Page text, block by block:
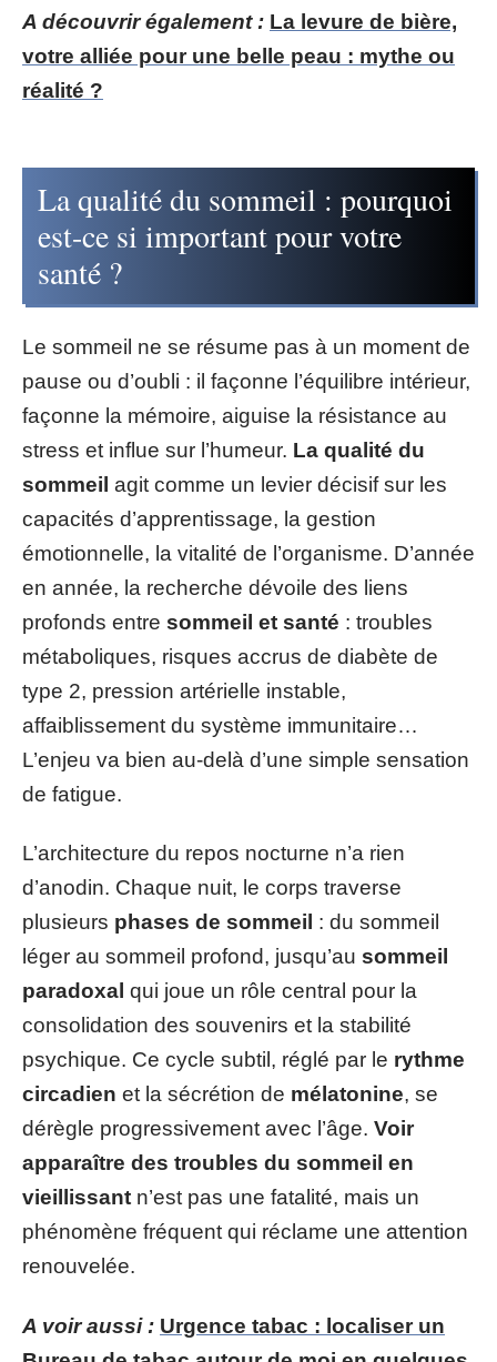
A découvrir également : La levure de bière,
votre alliée pour une belle peau : mythe ou
réalité ?
La qualité du sommeil : pourquoi
est-ce si important pour votre
santé ?
Le sommeil ne se résume pas à un moment de
pause ou d’oubli : il façonne l’équilibre intérieur,
façonne la mémoire, aiguise la résistance au
stress et influe sur l’humeur. La qualité du
sommeil agit comme un levier décisif sur les
capacités d’apprentissage, la gestion
émotionnelle, la vitalité de l’organisme. D’année
en année, la recherche dévoile des liens
profonds entre sommeil et santé : troubles
métaboliques, risques accrus de diabète de
type 2, pression artérielle instable,
affaiblissement du système immunitaire…
L’enjeu va bien au-delà d’une simple sensation
de fatigue.
L’architecture du repos nocturne n’a rien
d’anodin. Chaque nuit, le corps traverse
plusieurs phases de sommeil : du sommeil
léger au sommeil profond, jusqu’au sommeil
paradoxal qui joue un rôle central pour la
consolidation des souvenirs et la stabilité
psychique. Ce cycle subtil, réglé par le rythme
circadien et la sécrétion de mélatonine, se
dérègle progressivement avec l’âge. Voir
apparaître des troubles du sommeil en
vieillissant n’est pas une fatalité, mais un
phénomène fréquent qui réclame une attention
renouvelée.
A voir aussi : Urgence tabac : localiser un